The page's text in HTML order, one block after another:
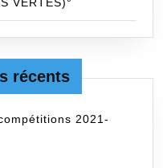
VERTES)°
récents
2021-